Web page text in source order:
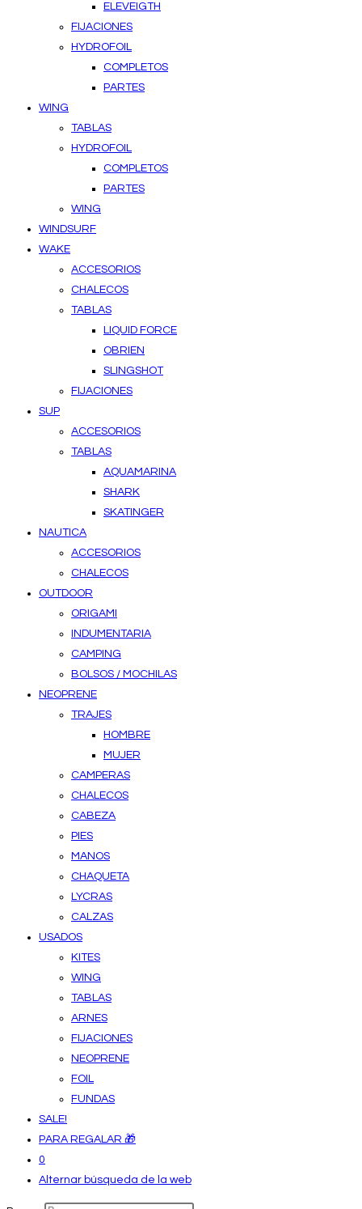
ELEVEIGTH
FIJACIONES
HYDROFOIL
COMPLETOS
PARTES
WING
TABLAS
HYDROFOIL
COMPLETOS
PARTES
WING
WINDSURF
WAKE
ACCESORIOS
CHALECOS
TABLAS
LIQUID FORCE
OBRIEN
SLINGSHOT
FIJACIONES
SUP
ACCESORIOS
TABLAS
AQUAMARINA
SHARK
SKATINGER
NAUTICA
ACCESORIOS
CHALECOS
OUTDOOR
ORIGAMI
INDUMENTARIA
CAMPING
BOLSOS / MOCHILAS
NEOPRENE
TRAJES
HOMBRE
MUJER
CAMPERAS
CHALECOS
CABEZA
PIES
MANOS
CHAQUETA
LYCRAS
CALZAS
USADOS
KITES
WING
TABLAS
ARNES
FIJACIONES
NEOPRENE
FOIL
FUNDAS
SALE!
PARA REGALAR 🎁
0
Alternar búsqueda de la web